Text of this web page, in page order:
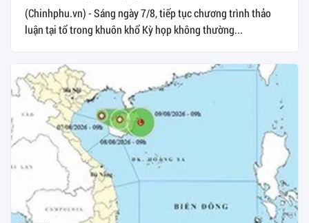
(Chinhphu.vn) - Sáng ngày 7/8, tiếp tục chương trình thảo
luận tại tổ trong khuôn khổ Kỳ họp không thường...